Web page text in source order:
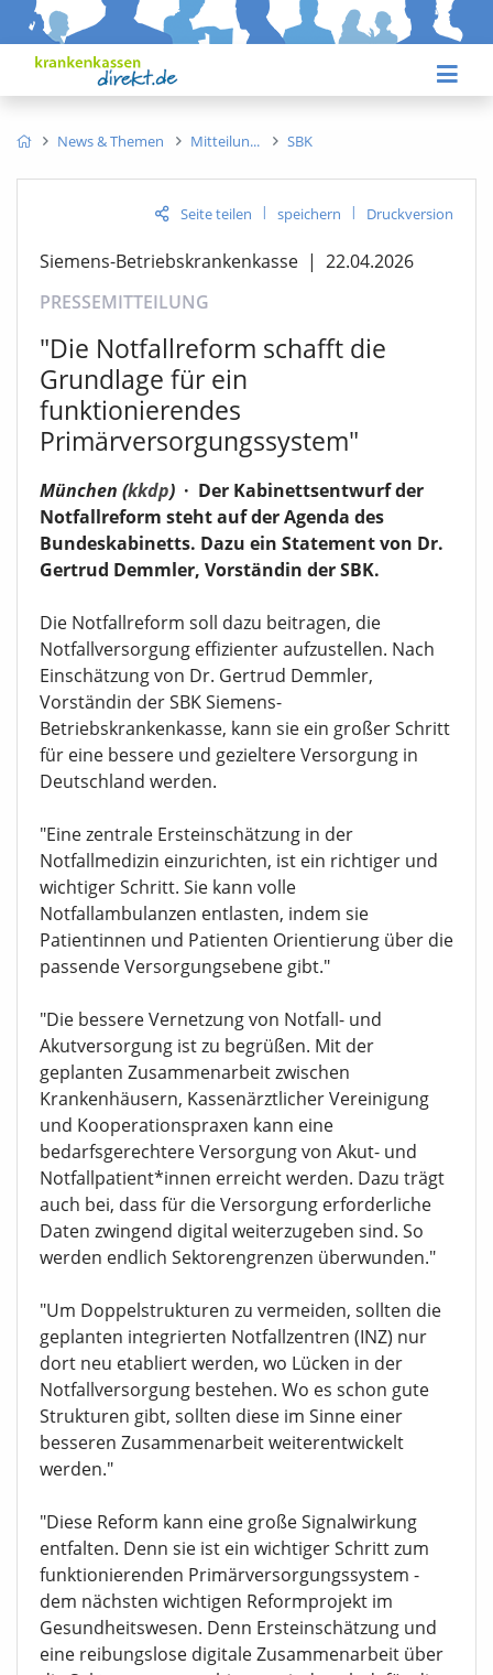
News & Themen Mitteilun SBK
Seite teilen | speichern | Druckversion
Siemens-Betriebskrankenkasse | 22.04.2026
PRESSEMITTEILUNG
"Die Notfallreform schafft die
Grundlage für ein
funktionierendes
Primärversorgungssystem"
München (kkdp) · Der Kabinettsentwurf der
Notfallreform steht auf der Agenda des
Bundeskabinetts. Dazu ein Statement von Dr.
Gertrud Demmler, Vorständin der SBK.
Die Notfallreform soll dazu beitragen, die
Notfallversorgung effizienter aufzustellen. Nach
Einschätzung von Dr. Gertrud Demmler,
Vorständin der SBK Siemens-
Betriebskrankenkasse, kann sie ein großer Schritt
für eine bessere und gezieltere Versorgung in
Deutschland werden.
"Eine zentrale Ersteinschätzung in der
Notfallmedizin einzurichten, ist ein richtiger und
wichtiger Schritt. Sie kann volle
Notfallambulanzen entlasten, indem sie
Patientinnen und Patienten Orientierung über die
passende Versorgungsebene gibt."
"Die bessere Vernetzung von Notfall- und
Akutversorgung ist zu begrüßen. Mit der
geplanten Zusammenarbeit zwischen
Krankenhäusern, Kassenärztlicher Vereinigung
und Kooperationspraxen kann eine
bedarfsgerechtere Versorgung von Akut- und
Notfallpatient*innen erreicht werden. Dazu trägt
auch bei, dass für die Versorgung erforderliche
Daten zwingend digital weiterzugeben sind. So
werden endlich Sektorengrenzen überwunden."
"Um Doppelstrukturen zu vermeiden, sollten die
geplanten integrierten Notfallzentren (INZ) nur
dort neu etabliert werden, wo Lücken in der
Notfallversorgung bestehen. Wo es schon gute
Strukturen gibt, sollten diese im Sinne einer
besseren Zusammenarbeit weiterentwickelt
werden."
"Diese Reform kann eine große Signalwirkung
entfalten. Denn sie ist ein wichtiger Schritt zum
funktionierenden Primärversorgungssystem -
dem nächsten wichtigen Reformprojekt im
Gesundheitswesen. Denn Ersteinschätzung und
eine reibungslose digitale Zusammenarbeit über